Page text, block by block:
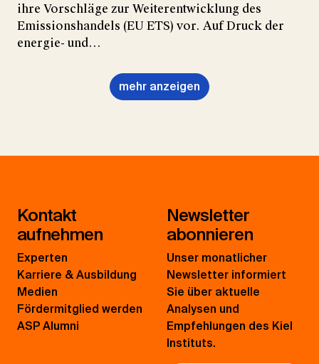
ihre Vorschläge zur Weiterentwicklung des
Emissionshandels (EU ETS) vor. Auf Druck der
energie- und…
mehr anzeigen
Kontakt
aufnehmen
Experten
Karriere & Ausbildung
Medien
Fördermitglied werden
ASP Alumni
Newsletter
abonnieren
Unser monatlicher
Newsletter informiert
Sie über aktuelle
Analysen und
Empfehlungen des Kiel
Instituts.